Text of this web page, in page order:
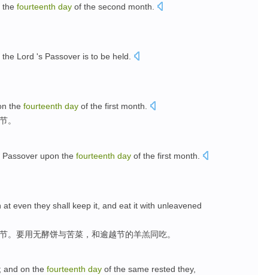
the fourteenth day of the second month.
the Lord 's Passover is to be held.
the fourteenth day of the first month.
节。
Passover upon the fourteenth day of the first month.
at even they shall keep it, and eat it with unleavened
。 要用无酵饼与苦菜， 和逾越节的羊羔同吃。
; and on the fourteenth day of the same rested they,